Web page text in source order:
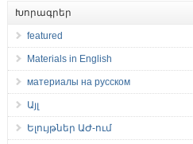
Խորագրեր
featured
Materials in English
материалы на русском
Այլ
Ելույթներ ԱԺ-ում